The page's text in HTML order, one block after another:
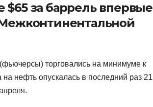
за баррель впервые
торговались на минимуме к
нефть опускалась в последний раз 21